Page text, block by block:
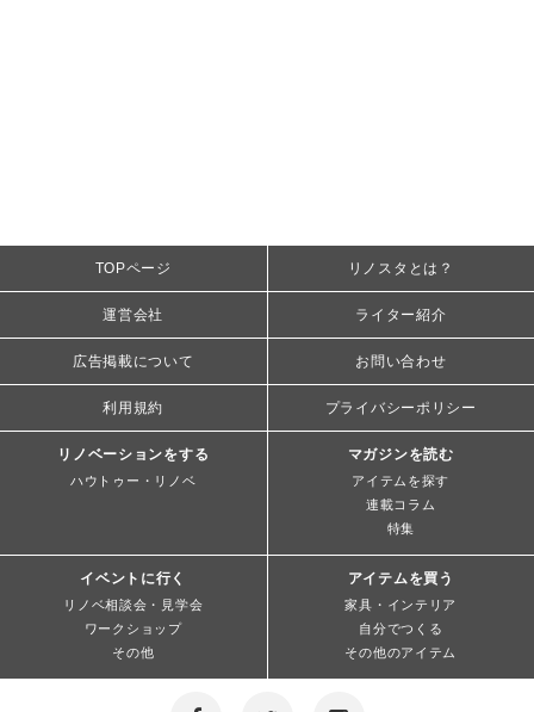
TOPページ リノスタとは？
運営会社 ライター紹介
広告掲載について お問い合わせ
利用規約 プライバシーポリシー
リノベーションをする
ハウトゥー・リノベ
マガジンを読む
アイテムを探す
連載コラム
特集
イベントに行く
リノベ相談会・見学会
ワークショップ
その他
アイテムを買う
家具・インテリア
自分でつくる
その他のアイテム